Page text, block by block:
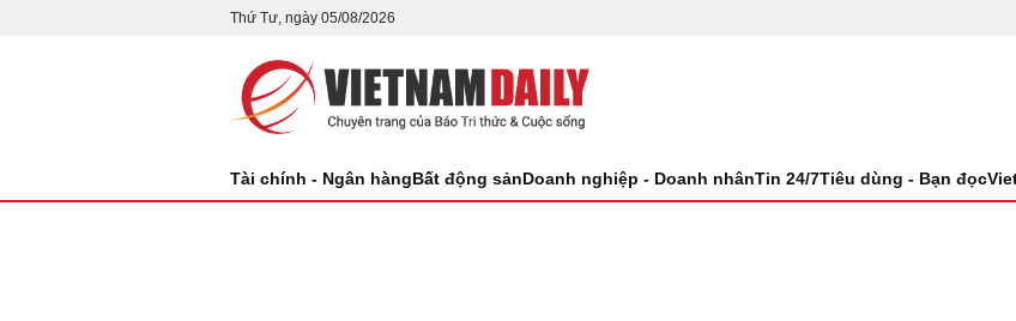
Thứ Tư, ngày 05/08/2026
Tài chính - Ngân hàngBất động sảnDoanh nghiệp - Doanh nhânTin 24/7Tiêu dùng - Bạn đọc